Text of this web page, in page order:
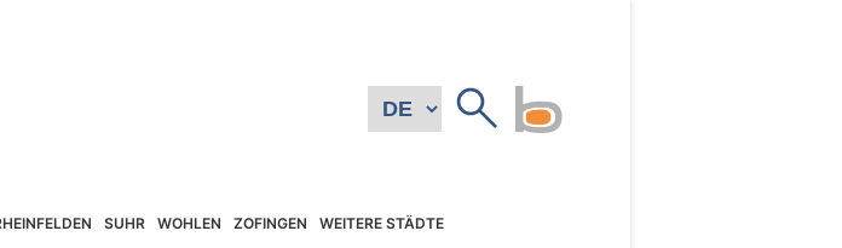
SUHR WOHLEN ZOFINGEN WEITERE STÄDTE